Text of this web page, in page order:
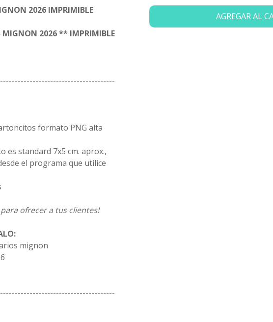
2026 IMPRIMIBLE
MIGNON 2026 ** IMPRIMIBLE
formato PNG alta
es standard 7x5 cm. aprox.,
el programa que utilice
ofrecer a tus clientes!
mignon
AGREGAR AL